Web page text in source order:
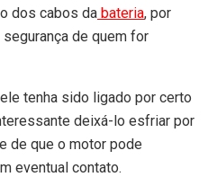
dos cabos da bateria, por
de quem for
tenha sido ligado por certo
deixá-lo esfriar por
de que o motor pode
eventual contato.